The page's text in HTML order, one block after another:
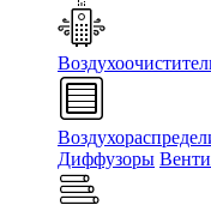
Диффузоры